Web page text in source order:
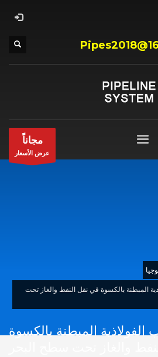
مجاناً
عرض الأسعار
المبطنة بالكسوة في نقل النفط والغاز تحت
الفولاذية المبطنة بالكسوة